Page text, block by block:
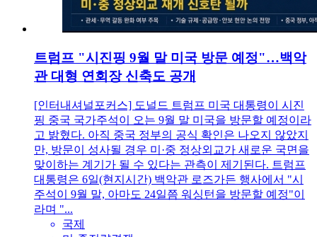
트럼프 "시진핑 9월 말 미국 방문 예정"…백악
관 대형 연회장 신축도 공개
[인터내셔널포커스] 도널드 트럼프 미국 대통령이 시진
핑 중국 국가주석이 오는 9월 말 미국을 방문할 예정이라
고 밝혔다. 아직 중국 정부의 공식 확인은 나오지 않았지
만, 방문이 성사될 경우 미·중 정상외교가 새로운 국면을
맞이하는 계기가 될 수 있다는 관측이 제기된다. 트럼프
대통령은 6일(현지시간) 백악관 로즈가든 행사에서 "시
주석이 9월 말, 아마도 24일쯤 워싱턴을 방문할 예정"이
라며 "...
국제